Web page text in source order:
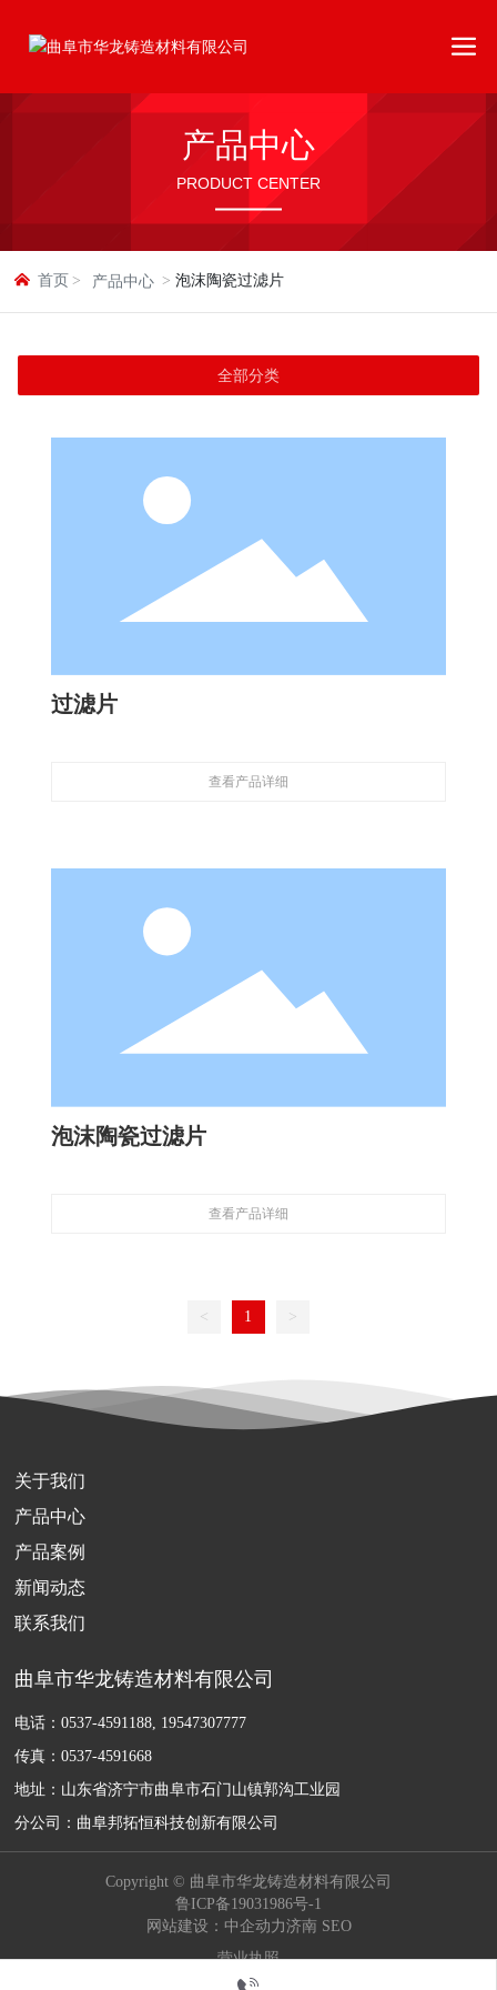
产品中心
PRODUCT CENTER
首页 产品中心 泡沫陶瓷过滤片
全部分类
过滤片
查看产品详细
泡沫陶瓷过滤片
查看产品详细
< 1 >
关于我们
产品中心
产品案例
新闻动态
联系我们
曲阜市华龙铸造材料有限公司
电话：0537-4591188 19547307777
传真：0537-4591668
地址：山东省济宁市曲阜市石门山镇郭沟工业园
分公司：曲阜邦拓恒科技创新有限公司
Copyright © 曲阜市华龙铸造材料有限公司
鲁ICP备19031986号-1
网站建设：中企动力济南 SEO
营业执照